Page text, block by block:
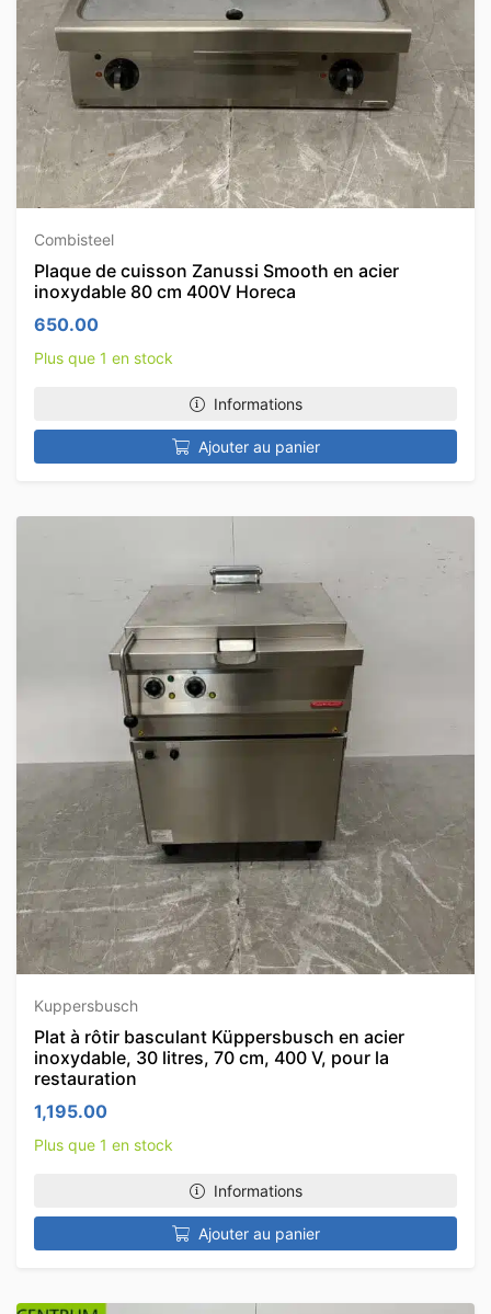
Combisteel
Plaque de cuisson Zanussi Smooth en acier
inoxydable 80 cm 400V Horeca
650.00
Plus que 1 en stock
Informations
Ajouter au panier
Kuppersbusch
Plat à rôtir basculant Küppersbusch en acier
inoxydable, 30 litres, 70 cm, 400 V, pour la
restauration
1,195.00
Plus que 1 en stock
Informations
Ajouter au panier